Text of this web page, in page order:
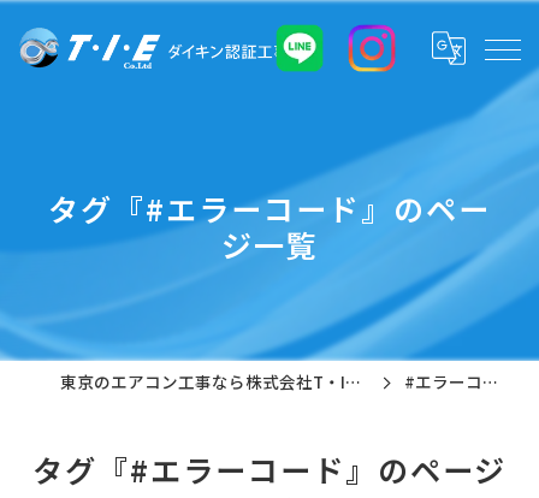
タグ『#エラーコード』のペー
ジ一覧
東京のエアコン工事なら株式会社T・I・E #エラーコード
タグ『#エラーコード』のページ